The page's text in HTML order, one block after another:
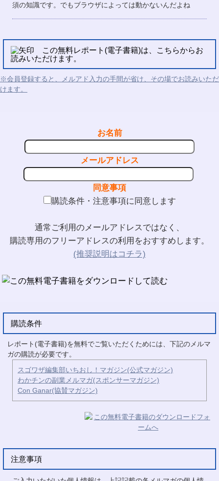
須の知識です。でもブラウザによっては動かないんだよね
この無料レポート(電子書籍)は、こちらからお
読みいただけます。
※会員登録すると、メルアド入力の手間が省け、その場でお読みいただ
けます。
お名前
メールアドレス
同意事項
購読条件・注意事項に同意します
通常ご利用のメールアドレスではなく、
購読専用のフリーアドレスの利用をおすすめします。
(推奨説明はコチラ)
購読条件
レポート(電子書籍)を無料でご覧いただくためには、下記のメルマ
ガの購読が必要です。
スゴワザ編集部いちおし！マガジン(公式マガジン)
わかチンの副業メルマガ(スポンサーマガジン)
Con Ganar(協賛マガジン)
注意事項